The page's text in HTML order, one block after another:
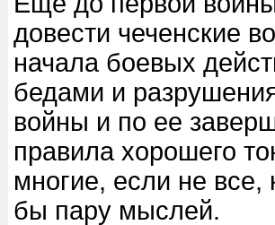
довести чеченские
начала боевых
бедами и
войны и по ее
правила хорошего
многие, если не все,
бы пару мыслей.